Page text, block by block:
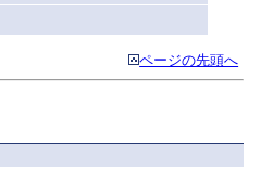
ページの先頭へ